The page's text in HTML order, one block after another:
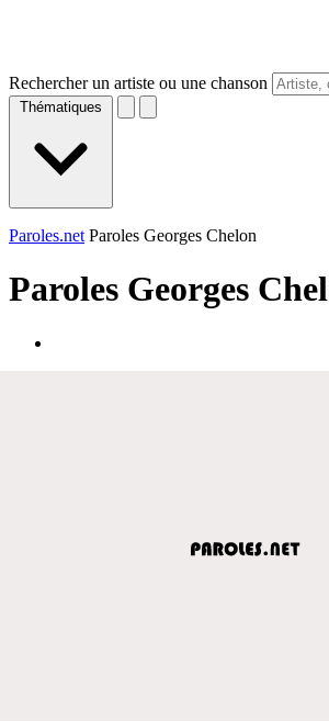
Rechercher un artiste ou une chanson
Thématiques
Paroles.net Paroles Georges Chelon
Paroles Georges